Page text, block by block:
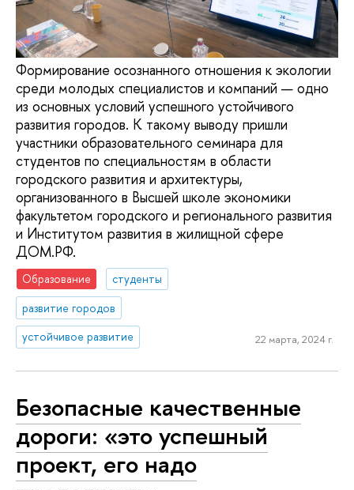
Формирование осознанного отношения к экологии
среди молодых специалистов и компаний — одно
из основных условий успешного устойчивого
развития городов. К такому выводу пришли
участники образовательного семинара для
студентов по специальностям в области
городского развития и архитектуры,
организованного в Высшей школе экономики
факультетом городского и регионального развития
и Институтом развития в жилищной сфере
ДОМ.РФ.
Образование
студенты
развитие городов
устойчивое развитие
22 марта, 2024 г.
Безопасные качественные
дороги: «это успешный
проект, его надо